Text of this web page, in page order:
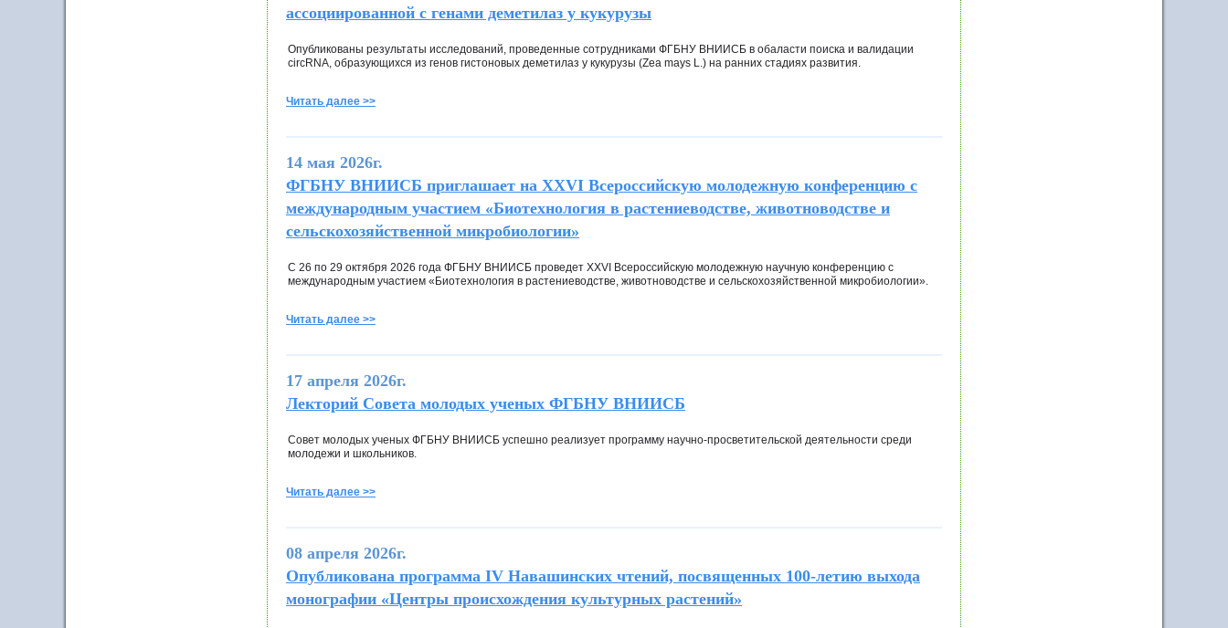
ассоциированной с генами деметилаз у кукурузы
Опубликованы результаты исследований, проведенные сотрудниками ФГБНУ ВНИИСБ в обаласти поиска и валидации
circRNA, образующихся из генов гистоновых деметилаз у кукурузы (Zea mays L.) на ранних стадиях развития.
Читать далее >>
14 мая 2026г.
ФГБНУ ВНИИСБ приглашает на XXVI Всероссийскую молодежную конференцию с
международным участием «Биотехнология в растениеводстве, животноводстве и
сельскохозяйственной микробиологии»
С 26 по 29 октября 2026 года ФГБНУ ВНИИСБ проведет XXVI Всероссийскую молодежную научную конференцию с
международным участием «Биотехнология в растениеводстве, животноводстве и сельскохозяйственной микробиологии».
Читать далее >>
17 апреля 2026г.
Лекторий Совета молодых ученых ФГБНУ ВНИИСБ
Совет молодых ученых ФГБНУ ВНИИСБ успешно реализует программу научно-просветительской деятельности среди
молодежи и школьников.
Читать далее >>
08 апреля 2026г.
Опубликована программа IV Навашинских чтений, посвященных 100-летию выхода
монографии «Центры происхождения культурных растений»